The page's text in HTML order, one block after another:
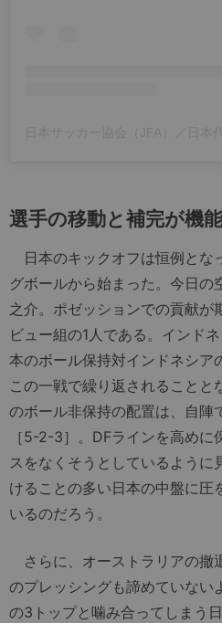
選手の移動と補完が機
日本のキックオフは恒例とな
グボールから始まった。今日の
之介。ポゼッションでの貢献が
ビュー組の1人である。インド
本のボール保持対インドネシア
この一戦で繰り返されることと
のボール非保持の配置は、自
［5-2-3］。DFラインを高め
スをなくそうとしているように
けることの多い日本の中盤に圧
いるのだろう。
さらに、オーストラリアの撤
のプレッシングも諦めていない
の3トップと噛み合ってしまう